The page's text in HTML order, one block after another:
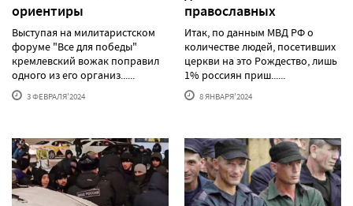
ориентиры
Выступая на милитаристском
форуме "Все для победы"
кремлевский вожак поправил
одного из его организ......
3 ФЕВРАЛЯ'2024
православных
Итак, по данным МВД РФ о
количестве людей, посетивших
церкви на это Рождество, лишь
1% россиян приш......
8 ЯНВАРЯ'2024